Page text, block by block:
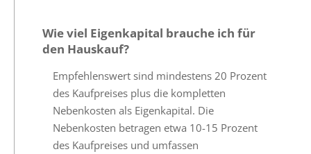
Wie viel Eigenkapital brauche ich für
den Hauskauf?
Empfehlenswert sind mindestens 20 Prozent
des Kaufpreises plus die kompletten
Nebenkosten als Eigenkapital. Die
Nebenkosten betragen etwa 10-15 Prozent
des Kaufpreises und umfassen